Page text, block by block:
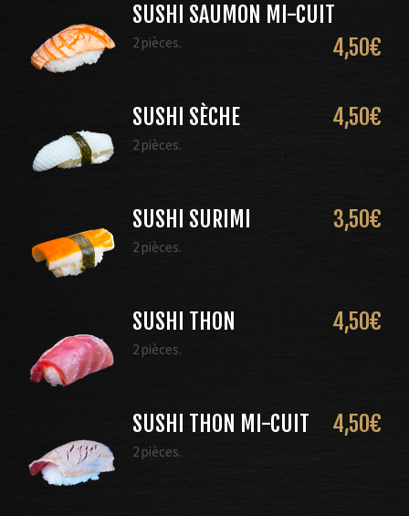
SUSHI SAUMON MI-CUIT
4,50€
2 pièces.
SUSHI SÈCHE 4,50€
2 pièces.
SUSHI SURIMI 3,50€
2 pièces.
SUSHI THON 4,50€
2 pièces.
SUSHI THON MI-CUIT 4,50€
2 pièces.